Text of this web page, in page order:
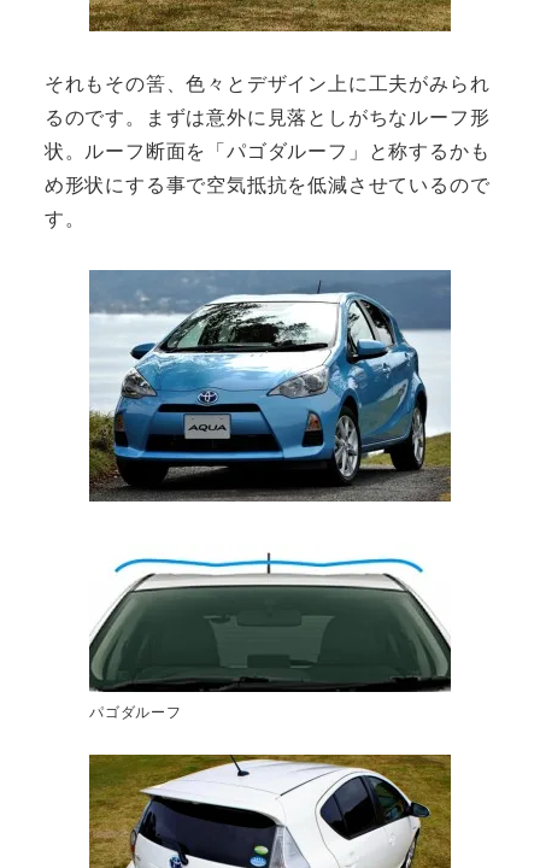
それもその筈、色々とデザイン上に工夫がみられ
るのです。まずは意外に見落としがちなルーフ形
状。ルーフ断面を「パゴダルーフ」と称するかも
め形状にする事で空気抵抗を低減させているので
す。
パゴダルーフ